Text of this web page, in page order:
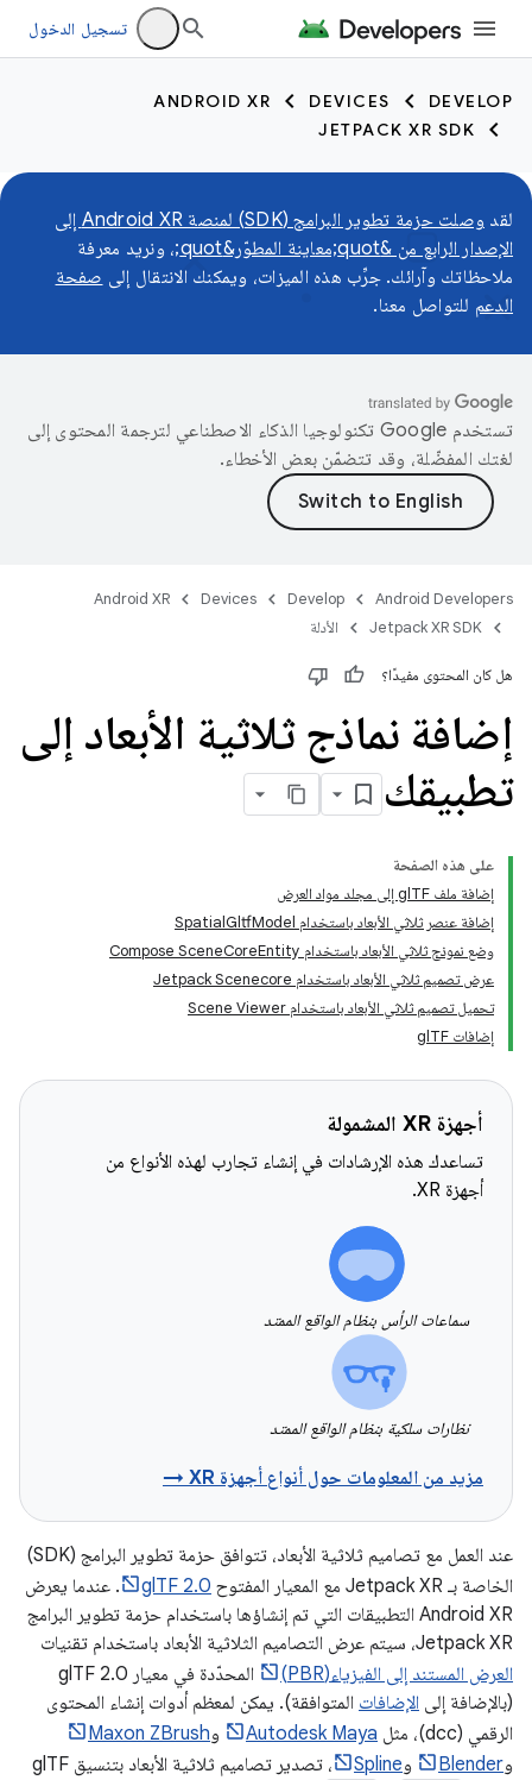
تسجيل الدخول
DEVELOP
DEVICES
ANDROID XR
JETPACK XR SDK
لقد
وصلت حزمة تطوير البرامج (SDK) لمنصة Android XR إلى
الإصدار الرابع من &quot;معاينة المطوّر&quot;
، ونريد معرفة
ملاحظاتك وآرائك. جرِّب هذه الميزات، ويمكنك الانتقال إلى صفحة
الدعم للتواصل معنا.
تستخدم Google تكنولوجيا الذكاء الاصطناعي لترجمة المحتوى إلى
لغتك المفضّلة، وقد تتضمّن بعض الأخطاء.
Android Developers
Develop
Devices
Android XR
Jetpack XR SDK
الأدلة
هل كان المحتوى مفيدًا؟
إضافة نماذج ثلاثية الأبعاد إلى
تطبيقك
على هذه الصفحة
إضافة ملف glTF إلى مجلد مواد العرض
إضافة عنصر ثلاثي الأبعاد باستخدام SpatialGltfModel
وضع نموذج ثلاثي الأبعاد باستخدام Compose SceneCoreEntity
عرض تصميم ثلاثي الأبعاد باستخدام Jetpack Scenecore
تحميل تصميم ثلاثي الأبعاد باستخدام Scene Viewer
إضافات glTF
أجهزة XR المشمولة
تساعدك هذه الإرشادات في إنشاء تجارب لهذه الأنواع من
أجهزة XR.
سماعات الرأس بنظام الواقع الممتد
نظارات سلكية بنظام الواقع الممتد
مزيد من المعلومات حول أنواع أجهزة XR →
عند العمل مع تصاميم ثلاثية الأبعاد، تتوافق حزمة تطوير البرامج (SDK)
الخاصة بـ Jetpack XR مع المعيار المفتوح
glTF 2.0
. عندما يعرض
Android XR التطبيقات التي تم إنشاؤها باستخدام حزمة تطوير البرامج
Jetpack XR، سيتم عرض التصاميم الثلاثية الأبعاد باستخدام تقنيات
العرض المستند إلى الفيزياء(PBR)
المحدّدة في معيار glTF 2.0
(بالإضافة إلى الإضافات المتوافقة). يمكن لمعظم أدوات إنشاء المحتوى
الرقمي (dcc)، مثل
Autodesk Maya وMaxon ZBrush
وBlender وSpline
، تصدير تصاميم ثلاثية الأبعاد بتنسيق glTF